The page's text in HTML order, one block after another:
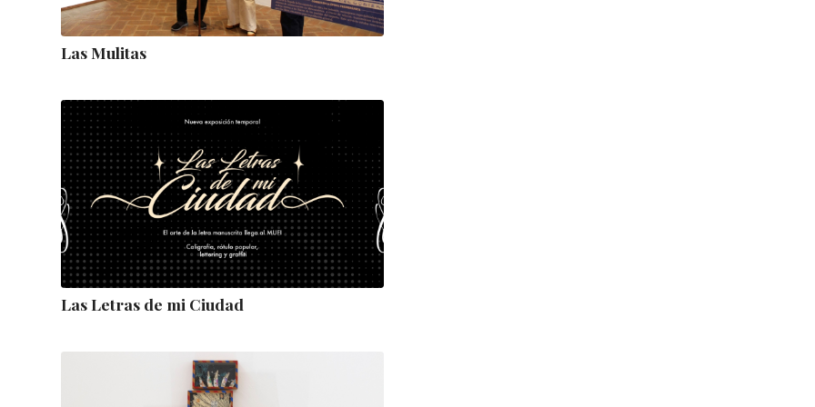
Las Mulitas
Las Letras de mi Ciudad